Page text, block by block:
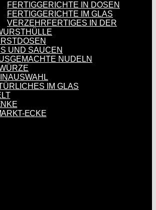
FERTIGGERICHTE IN DOSEN
FERTIGGERICHTE IM GLAS
VERZEHRFERTIGES IN DER
UND SAUCEN
NUDELN
IM GLAS
ECKE